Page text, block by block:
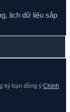
lịch dữ liệu sắp
ký bạn đồng ý Chính